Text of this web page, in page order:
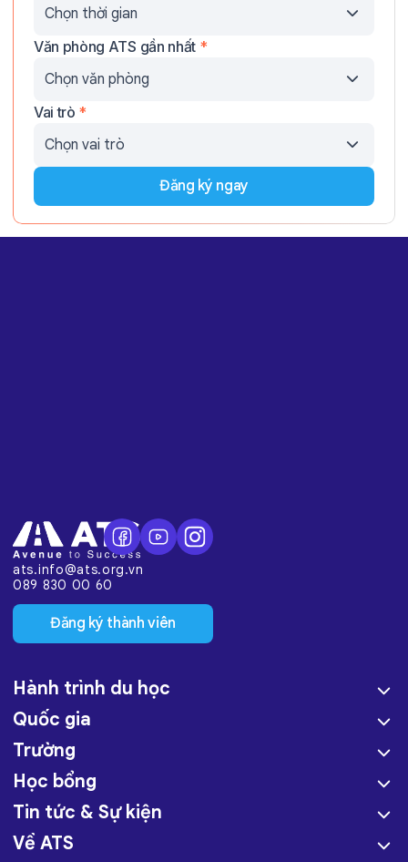
Văn phòng ATS gần nhất *
Vai trò *
Đăng ký ngay
ats.info@ats.org.vn
089 830 00 60
Đăng ký thành viên
Hành trình du học
Quốc gia
Trường
Học bổng
Tin tức & Sự kiện
Về ATS